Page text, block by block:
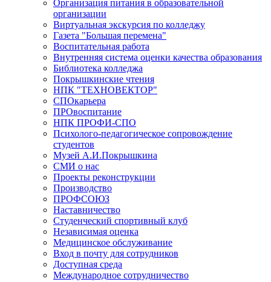
Организация питания в образовательной
организации
Виртуальная экскурсия по колледжу
Газета "Большая перемена"
Воспитательная работа
Внутренняя система оценки качества образования
Библиотека колледжа
Покрышкинские чтения
НПК "ТЕХНОВЕКТОР"
СПОкарьера
ПРОвоспитание
НПК ПРОФИ-СПО
Психолого-педагогическое сопровождение
студентов
Музей А.И.Покрышкина
СМИ о нас
Проекты реконструкции
Производство
ПРОФСОЮЗ
Наставничество
Студенческий спортивный клуб
Независимая оценка
Медицинское обслуживание
Вход в почту для сотрудников
Доступная среда
Международное сотрудничество